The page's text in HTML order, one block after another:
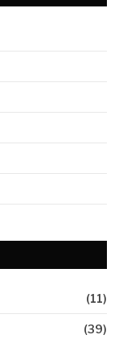
(11)
(39)